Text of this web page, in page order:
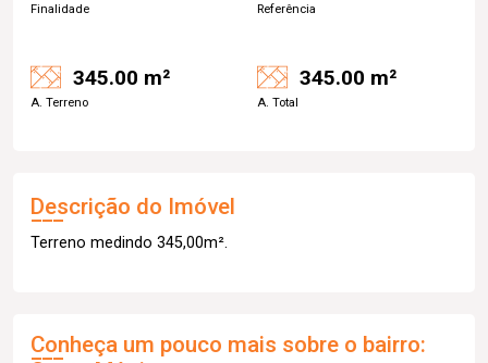
Finalidade Referência
345.00 m²
A. Terreno
345.00 m²
A. Total
Descrição do Imóvel
Terreno medindo 345,00m².
Conheça um pouco mais sobre o bairro: